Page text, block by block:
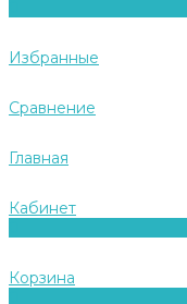
Избранные
Сравнение
Главная
Кабинет
Корзина